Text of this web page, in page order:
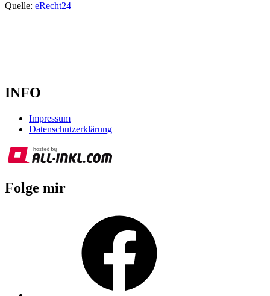
Quelle: eRecht24
INFO
Impressum
Datenschutzerklärung
Folge mir